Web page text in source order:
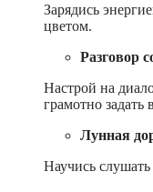
Зарядись
цветом.
Разговор
Настрой на
грамотно задать
Лунная
Научись